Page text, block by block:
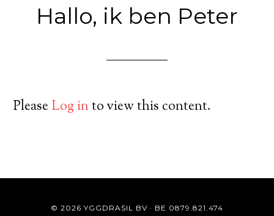
Hallo, ik ben Peter
PleaseLog into view this content.
© 2026 YGGDRASIL BV · BE 0879.821.474